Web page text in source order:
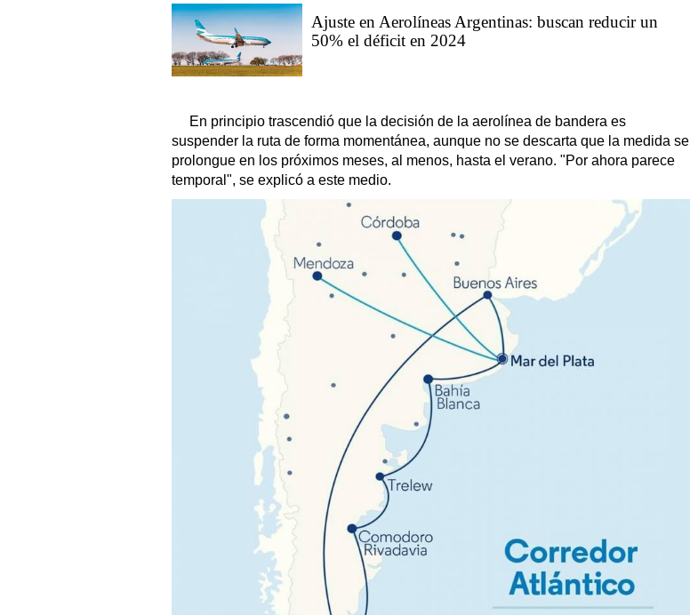
Ajuste en Aerolíneas Argentinas: buscan reducir un
50% el déficit en 2024
En principio trascendió que la decisión de la aerolínea de bandera es
suspender la ruta de forma momentánea, aunque no se descarta que la medida se
prolongue en los próximos meses, al menos, hasta el verano. "Por ahora parece
temporal", se explicó a este medio.